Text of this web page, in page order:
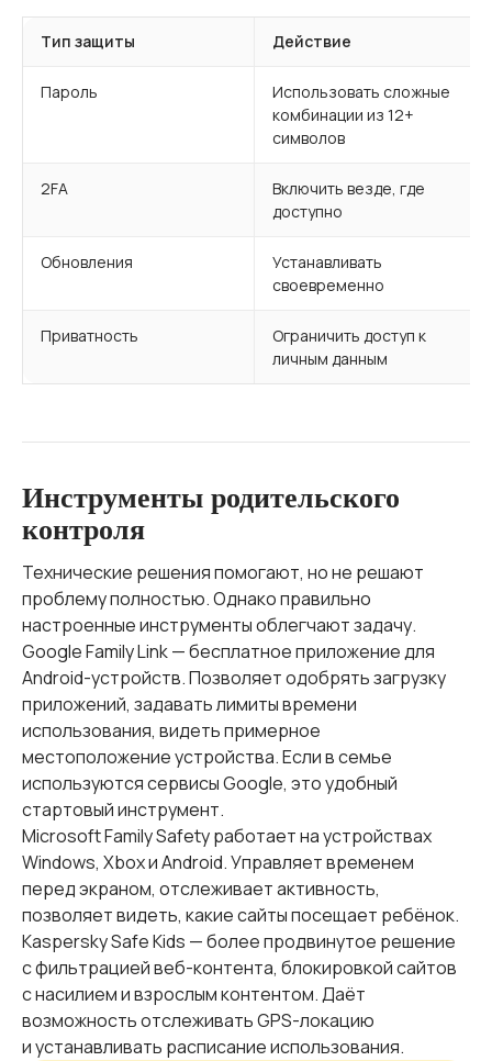
Тип защиты Действие
Пароль
Использовать сложные
комбинации из 12+
символов
2FA
Включить везде, где
доступно
Обновления
Устанавливать
своевременно
Приватность
Ограничить доступ к
личным данным
Инструменты родительского
контроля
Технические решения помогают, но не решают
проблему полностью. Однако правильно
настроенные инструменты облегчают задачу.
Google Family Link — бесплатное приложение для
Android-устройств. Позволяет одобрять загрузку
приложений, задавать лимиты времени
использования, видеть примерное
местоположение устройства. Если в семье
используются сервисы Google, это удобный
стартовый инструмент.
Microsoft Family Safety работает на устройствах
Windows, Xbox и Android. Управляет временем
перед экраном, отслеживает активность,
позволяет видеть, какие сайты посещает ребёнок.
Kaspersky Safe Kids — более продвинутое решение
с фильтрацией веб-контента, блокировкой сайтов
с насилием и взрослым контентом. Даёт
возможность отслеживать GPS-локацию
и устанавливать расписание использования.